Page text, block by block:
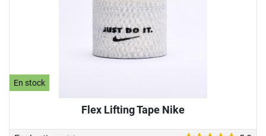
En stock
Flex Lifting Tape Nike